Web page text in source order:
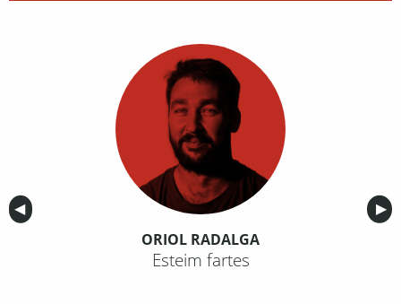
Anterior
◀︎ ▶︎
ORIOL RADALGA
Esteim fartes